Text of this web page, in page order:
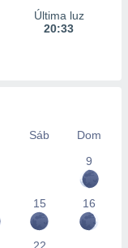
Última luz
20:33
Sáb
Dom
9
15 16